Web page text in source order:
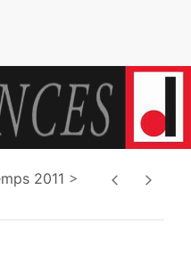
2011